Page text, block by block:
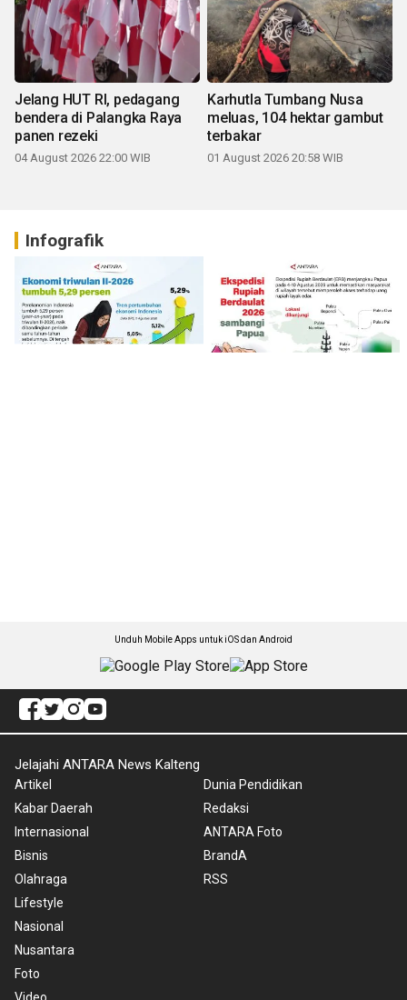
Jelang HUT RI, pedagang
bendera di Palangka Raya
panen rezeki
04 August 2026 22:00 WIB
Karhutla Tumbang Nusa
meluas, 104 hektar gambut
terbakar
01 August 2026 20:58 WIB
Infografik
Unduh Mobile Apps untuk iOS dan Android
Jelajahi ANTARA News Kalteng
Artikel
Kabar Daerah
Internasional
Bisnis
Olahraga
Lifestyle
Nasional
Nusantara
Foto
Dunia Pendidikan
Redaksi
ANTARA Foto
BrandA
RSS